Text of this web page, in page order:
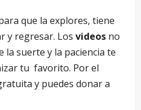
que la explores, tiene
y regresar. Los videos no
la suerte y la paciencia te
tu favorito. Por el
y puedes donar a